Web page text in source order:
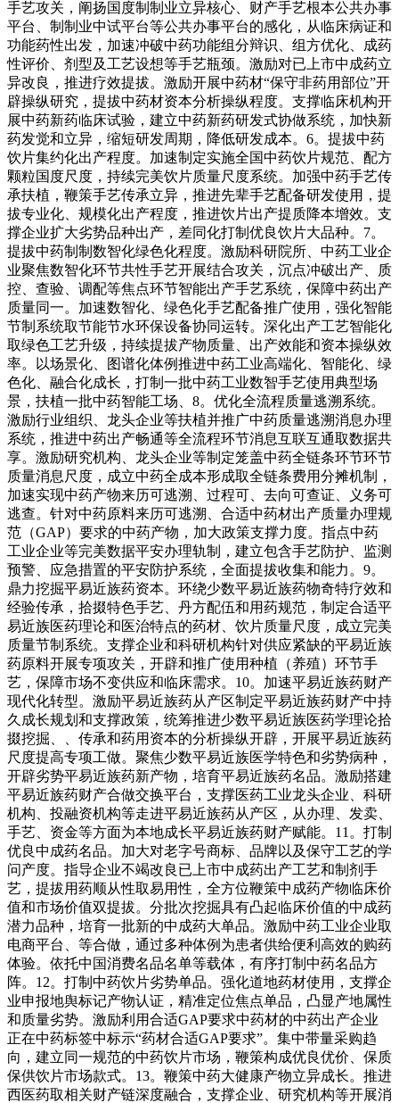
手艺攻关，阐扬国度制制业立异核心、财产手艺根本公共办事
平台、制制业中试平台等公共办事平台的感化，从临床病证和
功能药性出发，加速冲破中药功能组分辩识、组方优化、成药
性评价、剂型及工艺设想等手艺瓶颈。激励对已上市中成药立
异改良，推进疗效提拔。激励开展中药材“保守非药用部位”开
辟操纵研究，提拔中药材资本分析操纵程度。支撑临床机构开
展中药新药临床试验，建立中药新药研发式协做系统，加快新
药发觉和立异，缩短研发周期，降低研发成本。6。提拔中药
饮片集约化出产程度。加速制定实施全国中药饮片规范、配方
颗粒国度尺度，持续完美饮片质量尺度系统。加强中药手艺传
承扶植，鞭策手艺传承立异，推进先辈手艺配备研发使用，提
拔专业化、规模化出产程度，推进饮片出产提质降本增效。支
撑企业扩大劣势品种出产，差同化打制优良饮片大品种。7。
提拔中药制制数智化绿色化程度。激励科研院所、中药工业企
业聚焦数智化环节共性手艺开展结合攻关，沉点冲破出产、质
控、查验、调配等焦点环节智能出产手艺系统，保障中药出产
质量同一。加速数智化、绿色化手艺配备推广使用，强化智能
节制系统取节能节水环保设备协同运转。深化出产工艺智能化
取绿色工艺升级，持续提拔产物质量、出产效能和资本操纵效
率。以场景化、图谱化体例推进中药工业高端化、智能化、绿
色化、融合化成长，打制一批中药工业数智手艺使用典型场
景，扶植一批中药智能工场、8。优化全流程质量逃溯系统。
激励行业组织、龙头企业等扶植并推广中药质量逃溯消息办理
系统，推进中药出产畅通等全流程环节消息互联互通取数据共
享。激励研究机构、龙头企业等制定笼盖中药全链条环节环节
质量消息尺度，成立中药全成本形成取全链条费用分摊机制，
加速实现中药产物来历可逃溯、过程可、去向可查证、义务可
逃查。针对中药原料来历可逃溯、合适中药材出产质量办理规
范（GAP）要求的中药产物，加大政策支撑力度。指点中药
工业企业等完美数据平安办理轨制，建立包含手艺防护、监测
预警、应急措置的平安防护系统，全面提拔收集和能力。9。
鼎力挖掘平易近族药资本。环绕少数平易近族药物奇特疗效和
经验传承，拾掇特色手艺、丹方配伍和用药规范，制定合适平
易近族医药理论和医治特点的药材、饮片质量尺度，成立完美
质量节制系统。支撑企业和科研机构针对供应紧缺的平易近族
药原料开展专项攻关，开辟和推广使用种植（养殖）环节手
艺，保障市场不变供应和临床需求。10。加速平易近族药财产
现代化转型。激励平易近族药从产区制定平易近族药财产中持
久成长规划和支撑政策，统筹推进少数平易近族医药学理论拾
掇挖掘、、传承和药用资本的分析操纵开辟，开展平易近族药
尺度提高专项工做。聚焦少数平易近族医学特色和劣势病种，
开辟劣势平易近族药新产物，培育平易近族药名品。激励搭建
平易近族药财产合做交换平台，支撑医药工业龙头企业、科研
机构、投融资机构等走进平易近族药从产区，从办理、发卖、
手艺、资金等方面为本地成长平易近族药财产赋能。11。打制
优良中成药名品。加大对老字号商标、品牌以及保守工艺的学
问产度。指导企业不竭改良已上市中成药出产工艺和制剂手
艺，提拔用药顺从性取易用性，全方位鞭策中成药产物临床价
值和市场价值双提拔。分批次挖掘具有凸起临床价值的中成药
潜力品种，培育一批新的中成药大单品。激励中药工业企业取
电商平台、等合做，通过多种体例为患者供给便利高效的购药
体验。依托中国消费名品名单等载体，有序打制中药名品方
阵。12。打制中药饮片劣势单品。强化道地药材使用，支撑企
业申报地舆标记产物认证，精准定位焦点单品，凸显产地属性
和质量劣势。激励利用合适GAP要求中药材的中药出产企业
正在中药标签中标示“药材合适GAP要求”。集中带量采购趋
向，建立同一规范的中药饮片市场，鞭策构成优良优价、保质
保供饮片市场款式。13。鞭策中药大健康产物立异成长。推进
西医药取相关财产链深度融合，支撑企业、研究机构等开展消